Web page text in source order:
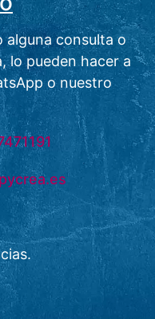
alguna consulta o
lo pueden hacer a
o nuestro